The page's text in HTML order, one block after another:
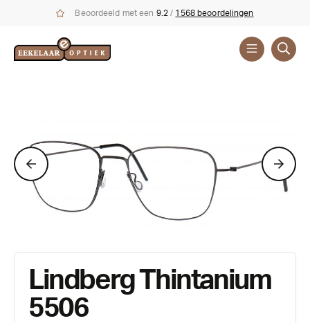
Beoordeeld met een 9.2 / 1568 beoordelingen
Lindberg Thintanium
5506